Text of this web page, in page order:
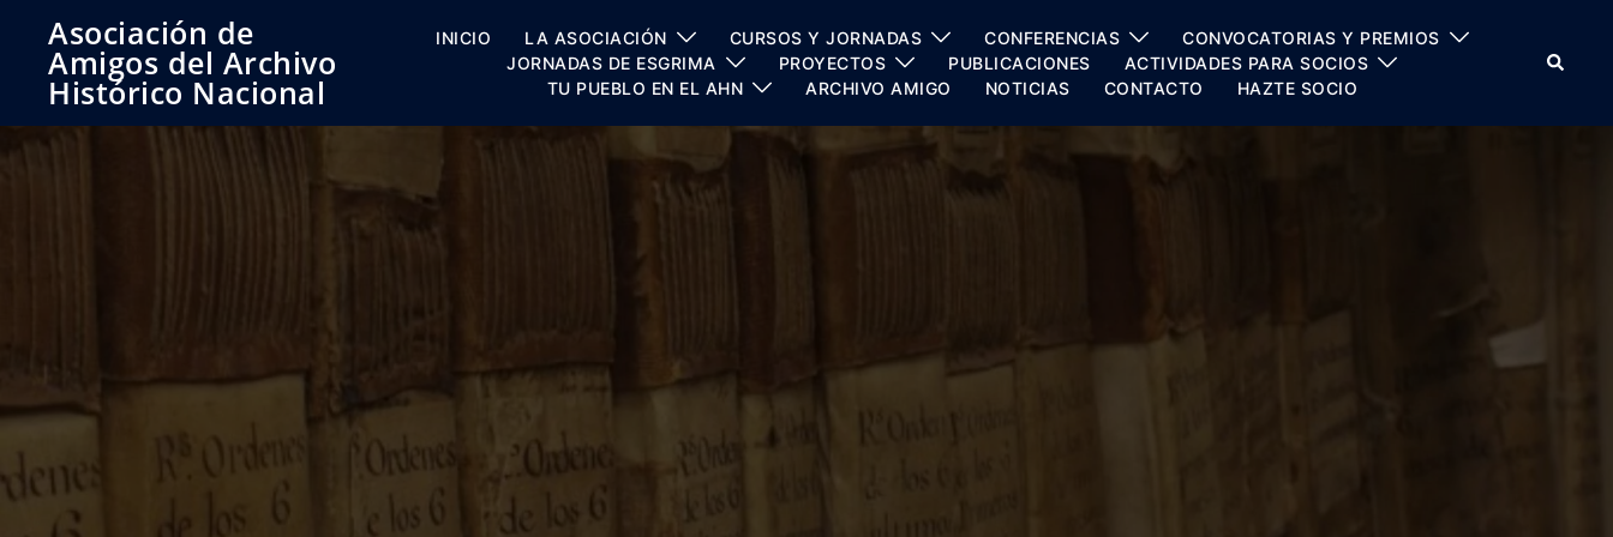
contenido
Asociación de
Amigos del Archivo
Histórico Nacional
INICIO LA ASOCIACIÓN CURSOS Y JORNADAS CONFERENCIAS
CONVOCATORIAS Y PREMIOS
JORNADAS DE ESGRIMA
PROYECTOS PUBLICACIONES
ACTIVIDADES PARA SOCIOS
TU PUEBLO EN EL AHN
ARCHIVO AMIGO NOTICIAS CONTACTO HAZTE SOCIO
Buscar